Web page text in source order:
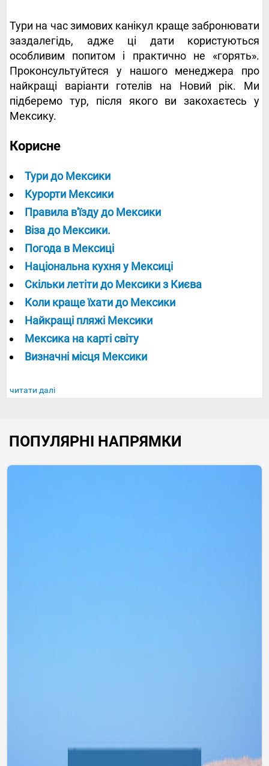
Тури на час зимових канікул краще забронювати
заздалегідь, адже ці дати користуються
особливим попитом і практично не «горять».
Проконсультуйтеся у нашого менеджера про
найкращі варіанти готелів на Новий рік. Ми
підберемо тур, після якого ви закохаєтесь у
Мексику.
Корисне
Тури до Мексики
Курорти Мексики
Правила в'їзду до Мексики
Віза до Мексики.
Погода в Мексиці
Національна кухня у Мексиці
Скільки летіти до Мексики з Києва
Коли краще їхати до Мексики
Найкращі пляжі Мексики
Мексика на карті світу
Визначні місця Мексики
читати далі
ПОПУЛЯРНІ НАПРЯМКИ